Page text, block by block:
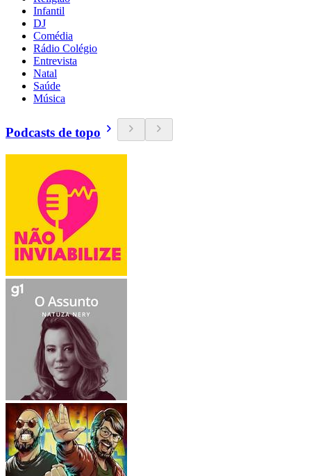
Infantil
DJ
Comédia
Rádio Colégio
Entrevista
Natal
Saúde
Música
Podcasts de topo